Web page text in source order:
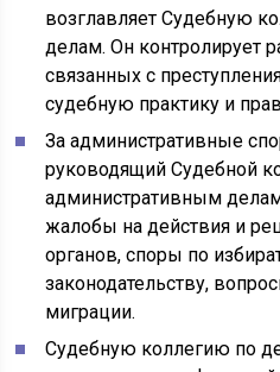
возглавляет Судебную
делам. Он контролирует
связанных с
судебную практику и
За административные
руководящий Судебной
административным
жалобы на действия и
органов, споры по
законодательству,
миграции.
Судебную коллегию по